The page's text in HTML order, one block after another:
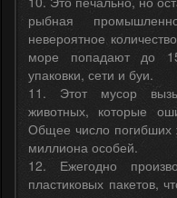
рыбная
невероятное
море попадают до
упаковки, сети и буи.
11. Этот мусор
животных, которые
Общее число погибших
миллиона особей.
12. Ежегодно
пластиковых пакетов,